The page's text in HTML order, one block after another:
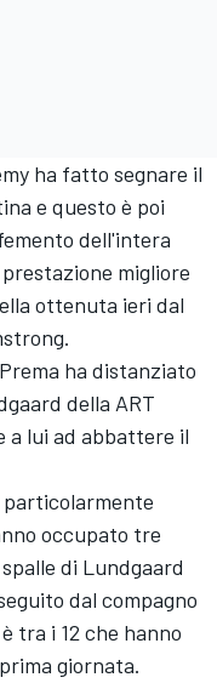
ha fatto segnare il
e questo è poi
dell'intera
migliore
ottenuta ieri dal
ha distanziato
della ART
a lui ad abbattere il
particolarmente
occupato tre
di Lundgaard
dal compagno
tra i 12 che hanno
giornata.